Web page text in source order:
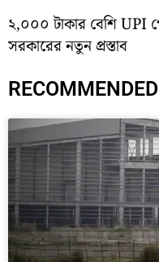
২,০০০ টাকার বেশি UPI
সরকারের নতুন প্রস্তাব